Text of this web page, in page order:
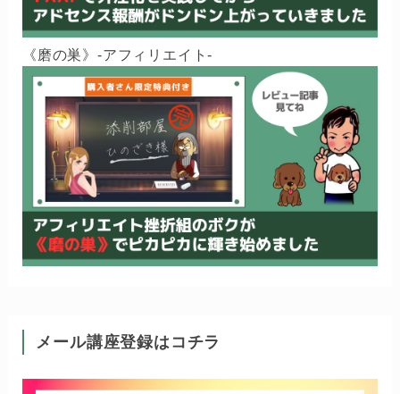
《磨の巣》-アフィリエイト-
メール講座登録はコチラ